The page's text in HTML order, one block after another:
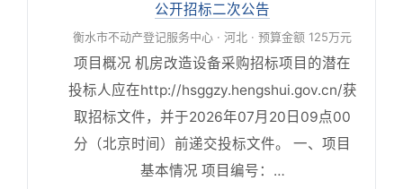
公开招标二次公告
衡水市不动产登记服务中心 · 河北 · 预算金额 125万元
项目概况 机房改造设备采购招标项目的潜在
投标人应在http://hsggzy.hengshui.gov.cn/获
取招标文件，并于2026年07月20日09点00
分（北京时间）前递交投标文件。 一、项目
基本情况 项目编号：…